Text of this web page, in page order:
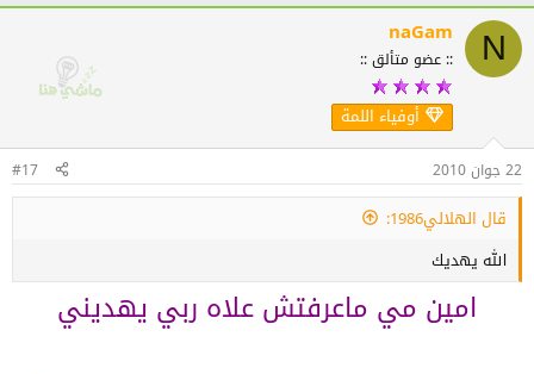
N
naGam
:: عضو متألق ::
أوفياء اللمة
22 جوان 2010 #17
قال الهلالي1986:
الله يهديك
امين مي ماعرفتش علاه ربي يهديني